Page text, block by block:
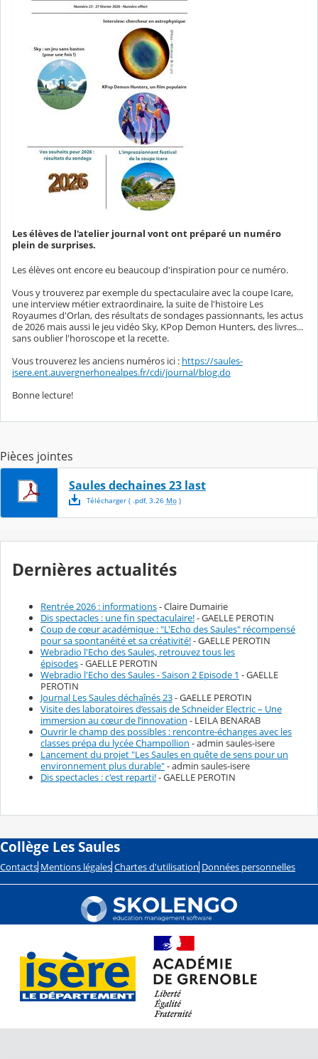
Les élèves de l'atelier journal vont ont préparé un numéro
plein de surprises.
Les élèves ont encore eu beaucoup d'inspiration pour ce numéro.
Vous y trouverez par exemple du spectaculaire avec la coupe Icare,
une interview métier extraordinaire, la suite de l'histoire Les
Royaumes d'Orlan, des résultats de sondages passionnants, les actus
de 2026 mais aussi le jeu vidéo Sky, KPop Demon Hunters, des livres...
sans oublier l'horoscope et la recette.
Vous trouverez les anciens numéros ici : https://saules-
isere.ent.auvergnerhonealpes.fr/cdi/journal/blog.do
Bonne lecture!
Pièces jointes
Saules dechaines 23 last
Télécharger( .pdf, 3.26 Mo)
Dernières actualités
Rentrée 2026 : informations- Claire Dumairie
Dis spectacles : une fin spectaculaire!- GAELLE PEROTIN
Coup de cœur académique : "L'Echo des Saules" récompensé
pour sa spontanéité et sa créativité!- GAELLE PEROTIN
Webradio l'Echo des Saules, retrouvez tous les
épisodes- GAELLE PEROTIN
Webradio l'Echo des Saules - Saison 2 Episode 1 - GAELLE
PEROTIN
Journal Les Saules déchaînés 23- GAELLE PEROTIN
Visite des laboratoires d’essais de Schneider Electric – Une
immersion au cœur de l’innovation - LEILA BENARAB
Ouvrir le champ des possibles : rencontre-échanges avec les
classes prépa du lycée Champollion - admin saules-isere
Lancement du projet "Les Saules en quête de sens pour un
environnement plus durable"- admin saules-isere
Dis spectacles : c'est reparti!- GAELLE PEROTIN
Collège Les Saules
Contacts Mentions légales Chartes d'utilisation Données personnelles